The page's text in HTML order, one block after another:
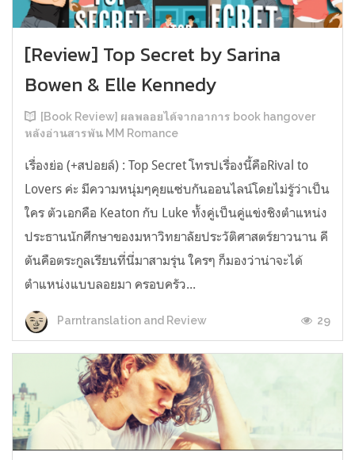
[Review] Top Secret by Sarina
Bowen & Elle Kennedy
[Book Review] ผลพลอยได้จากอาการ book hangover
หลังอ่านสารพัน MM Romance
เรื่องย่อ (+สปอยล์) : Top Secret โทรปเรื่องนี้คือRival to
Lovers ค่ะ มีความหนุ่มๆคุยแซ่บกันออนไลน์โดยไม่รู้ว่าเป็น
ใคร ตัวเอกคือ Keaton กับ Luke ทั้งคู่เป็นคู่แข่งชิงตำแหน่ง
ประธานนักศึกษาของมหาวิทยาลัยประวัติศาสตร์ยาวนาน คี
ตันคือตระกูลเรียนที่นี่มาสามรุ่น ใครๆ ก็มองว่าน่าจะได้
ตำแหน่งแบบลอยมา ครอบครัว...
Parntranslation and Review 29